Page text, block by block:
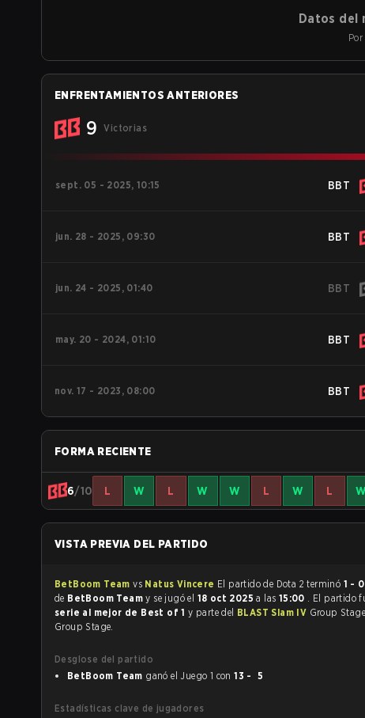
Datos del
ENFRENTAMIENTOS ANTERIORES
9 Victorias
sept. 05 - 2025, 10:15 BBT
jun. 28 - 2025, 09:30 BBT
jun. 24 - 2025, 01:40 BBT
may. 20 - 2024, 01:10 BBT
nov. 17 - 2023, 08:00 BBT
FORMA RECIENTE
6/10 L W L W W L W L W
VISTA PREVIA DEL PARTIDO
BetBoom Teamvs Natus Vincere El partido de Dota 2 terminó 1 - 0
de BetBoom Teamy se jugó el 18 oct 2025a las 15:00 . El partido
serie al mejor de Best of 1y parte del BLAST Slam IV Group
Group Stage.
Desglose del partido
BetBoom Team
ganó el Juego 1 con 13 - 5
Estadísticas clave de jugadores